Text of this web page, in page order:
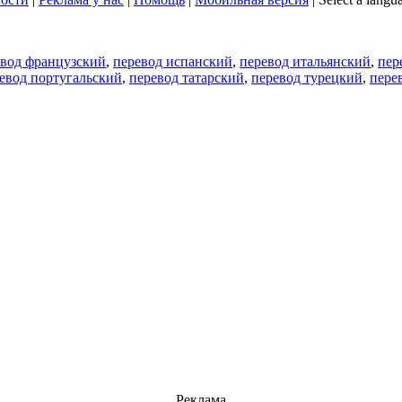
французский, перевод испанский, перевод итальянский,
португальский, перевод татарский, перевод турецкий,